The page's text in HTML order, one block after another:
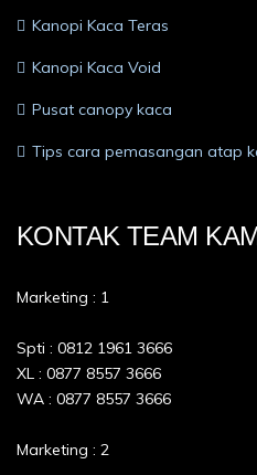
Kanopi Kaca Teras
Kanopi Kaca Void
Pusat canopy kaca
Tips cara pemasangan atap
KONTAK TEAM
Marketing : 1
Spti : 0812 1961 3666
XL : 0877 8557 3666
WA : 0877 8557 3666
Marketing : 2